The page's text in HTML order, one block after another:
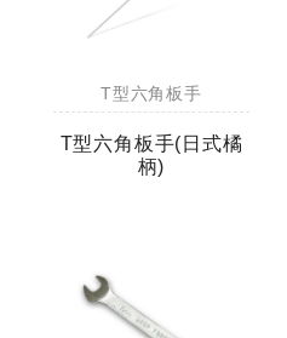
T型六角板手
T型六角板手(日式橘
柄)